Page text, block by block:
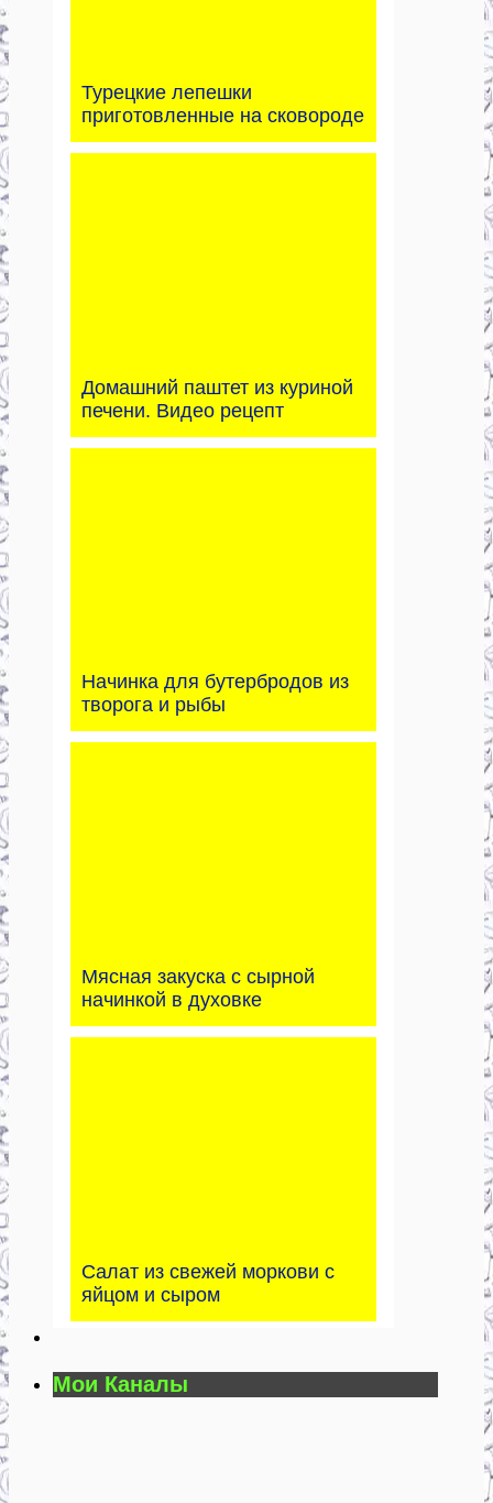
Турецкие лепешки
приготовленные на сковороде
Домашний паштет из куриной
печени. Видео рецепт
Начинка для бутербродов из
творога и рыбы
Мясная закуска с сырной
начинкой в духовке
Салат из свежей моркови с
яйцом и сыром
Мои Каналы